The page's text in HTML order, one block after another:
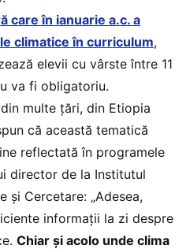
care în ianuarie a.c. a
climatice în curriculum,
elevii cu vârste între 11
va fi obligatoriu.
multe țări, din Etiopia
că această tematică
reflectată în programele
director de la Institutul
și Cercetare: „Adesea,
informații la zi despre
Chiar și acolo unde clima